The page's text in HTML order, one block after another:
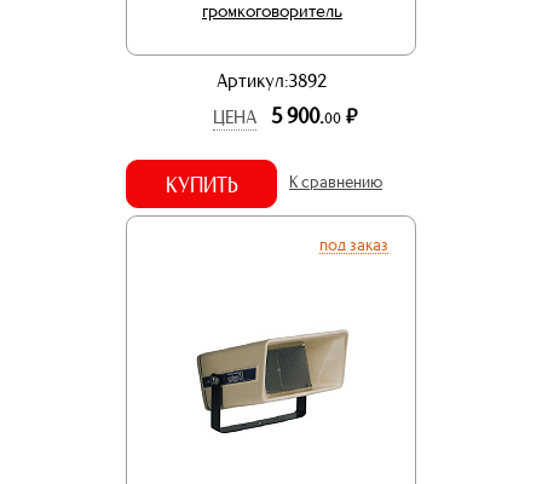
громкоговоритель
Артикул:3892
ЦЕНА
5 900.00 р.
КУПИТЬ К сравнению
под заказ